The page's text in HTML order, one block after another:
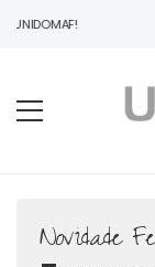
Novidade